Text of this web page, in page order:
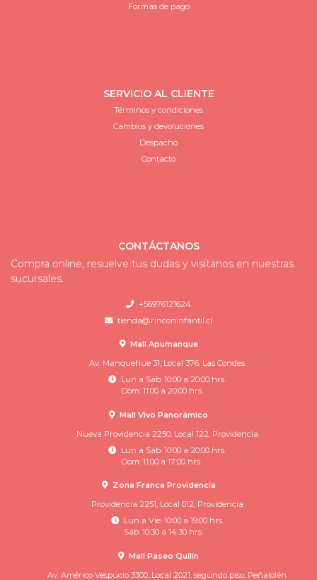
Formas de pago
SERVICIO AL CLIENTE
Términos y condiciones
Cambios y devoluciones
Despacho
Contacto
CONTÁCTANOS
Compra online, resuelve tus dudas y visítanos en nuestras
sucursales.
+56976121624
tienda@rinconinfantil.cl
Mall Apumanque
Av. Manquehue 31, Local 376, Las Condes
Lun a Sáb: 10:00 a 20:00 hrs.
Dom: 11:00 a 20:00 hrs.
Mall Vivo Panorámico
Nueva Providencia 2250, Local 122, Providencia
Lun a Sáb: 10:00 a 20:00 hrs.
Dom: 11:00 a 17:00 hrs.
Zona Franca Providencia
Providencia 2251, Local 012, Providencia
Lun a Vie: 10:00 a 19:00 hrs.
Sáb: 10:30 a 14:30 hrs.
Mall Paseo Quilín
Av. Américo Vespucio 3300, Local 2021, segundo piso, Peñalolén